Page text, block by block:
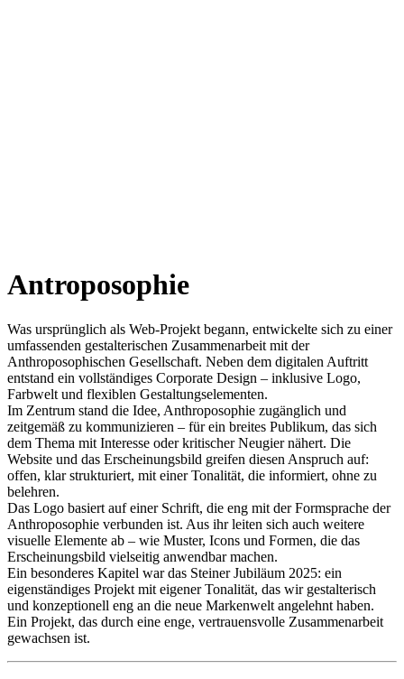
Antroposophie
Was ursprünglich als Web-Projekt begann, entwickelte sich zu einer
umfassenden gestalterischen Zusammenarbeit mit der
Anthroposophischen Gesellschaft. Neben dem digitalen Auftritt
entstand ein vollständiges Corporate Design – inklusive Logo,
Farbwelt und flexiblen Gestaltungselementen.
Im Zentrum stand die Idee, Anthroposophie zugänglich und
zeitgemäß zu kommunizieren – für ein breites Publikum, das sich
dem Thema mit Interesse oder kritischer Neugier nähert. Die
Website und das Erscheinungsbild greifen diesen Anspruch auf:
offen, klar strukturiert, mit einer Tonalität, die informiert, ohne zu
belehren.
Das Logo basiert auf einer Schrift, die eng mit der Formsprache der
Anthroposophie verbunden ist. Aus ihr leiten sich auch weitere
visuelle Elemente ab – wie Muster, Icons und Formen, die das
Erscheinungsbild vielseitig anwendbar machen.
Ein besonderes Kapitel war das Steiner Jubiläum 2025: ein
eigenständiges Projekt mit eigener Tonalität, das wir gestalterisch
und konzeptionell eng an die neue Markenwelt angelehnt haben.
Ein Projekt, das durch eine enge, vertrauensvolle Zusammenarbeit
gewachsen ist.